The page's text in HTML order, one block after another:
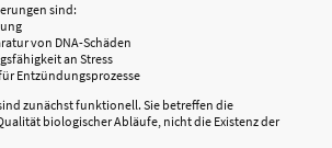
sind:
von DNA-Schäden
an Stress
Entzündungsprozesse
zunächst funktionell. Sie betreffen die
biologischer Abläufe, nicht die Existenz der